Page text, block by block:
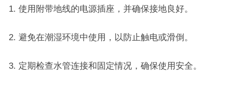
1. 使用附带地线的电源插座，并确保接地良好。
2. 避免在潮湿环境中使用，以防止触电或滑倒。
3. 定期检查水管连接和固定情况，确保使用安全。